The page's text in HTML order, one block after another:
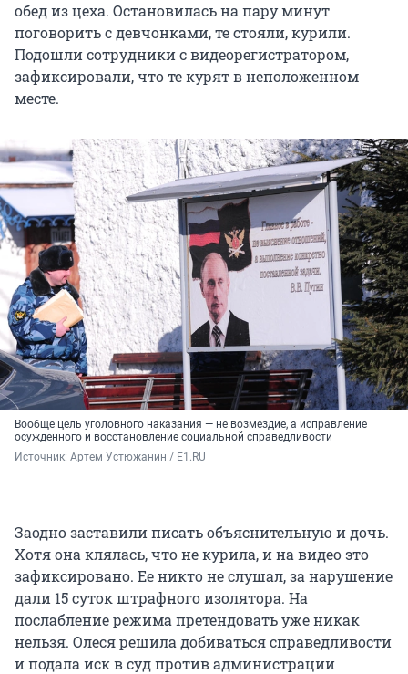
обед из цеха. Остановилась на пару минут
поговорить с девчонками, те стояли, курили.
Подошли сотрудники с видеорегистратором,
зафиксировали, что те курят в неположенном
месте.
Вообще цель уголовного наказания — не возмездие, а исправление
осужденного и восстановление социальной справедливости
Источник: Артем Устюжанин / E1.RU
Заодно заставили писать объяснительную и дочь.
Хотя она клялась, что не курила, и на видео это
зафиксировано. Ее никто не слушал, за нарушение
дали 15 суток штрафного изолятора. На
послабление режима претендовать уже никак
нельзя. Олеся решила добиваться справедливости
и подала иск в суд против администрации